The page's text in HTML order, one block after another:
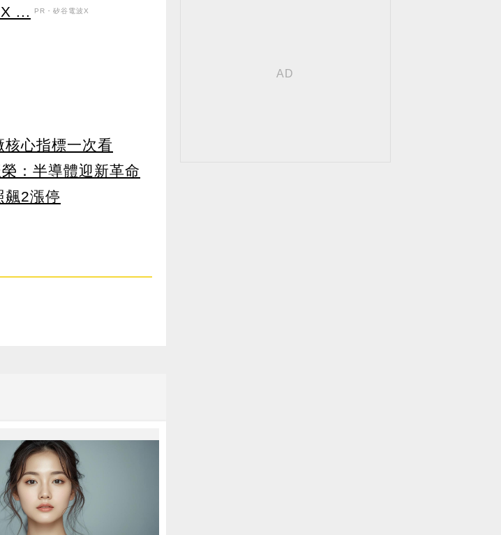
...
PR・矽谷電波X
心指標一次看
：半導體迎新革命
飆2漲停